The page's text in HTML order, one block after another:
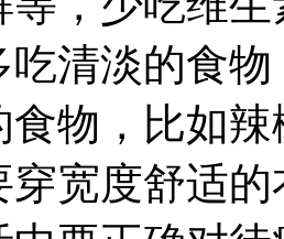
吃清淡的食
食物，比如
穿宽度舒适